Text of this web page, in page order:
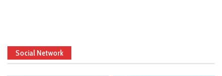
Social Network